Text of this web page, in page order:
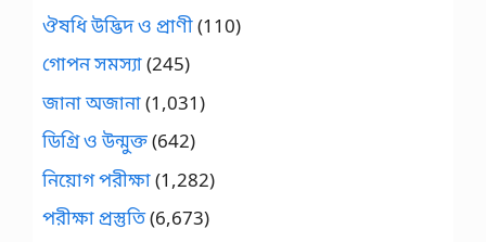
ঔষধি উদ্ভিদ ও প্রাণী(110)
গোপন সমস্যা(245)
জানা অজানা(1,031)
ডিগ্রি ও উন্মুক্ত(642)
নিয়োগ পরীক্ষা(1,282)
পরীক্ষা প্রস্তুতি(6,673)